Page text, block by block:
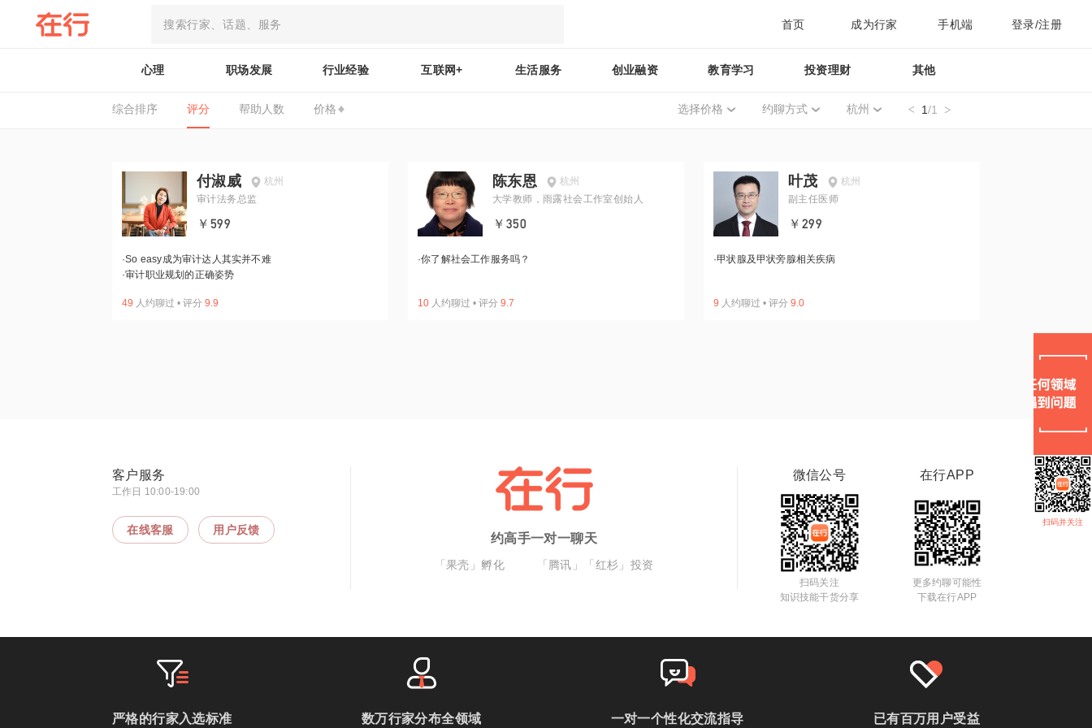
首页 成为行家 手机端 登录/注册
心理 职场发展 行业经验 互联网+ 生活服务 创业融资 教育学习 投资理财 其他
综合排序 评分 帮助人数 价格 选择价格 约聊方式 杭州 1/1
付淑威
杭州
审计法务总监
￥599
·So easy成为审计达人其实并不难
·审计职业规划的正确姿势
49 人约聊过 • 评分 9.9
陈东恩
杭州
大学教师，雨露社会工作室创始人
￥350
·你了解社会工作服务吗？
10 人约聊过 • 评分 9.7
叶茂
杭州
副主任医师
￥299
·甲状腺及甲状旁腺相关疾病
9 人约聊过 • 评分 9.0
扫码并关注
客户服务
工作日 10:00-19:00
在线客服 用户反馈
约高手一对一聊天
「果壳」孵化 「腾讯」「红杉」投资
微信公号
扫码关注
知识技能干货分享
在行APP
更多约聊可能性
下载在行APP
严格的行家入选标准 数万行家分布全领域 一对一个性化交流指导 已有百万用户受益